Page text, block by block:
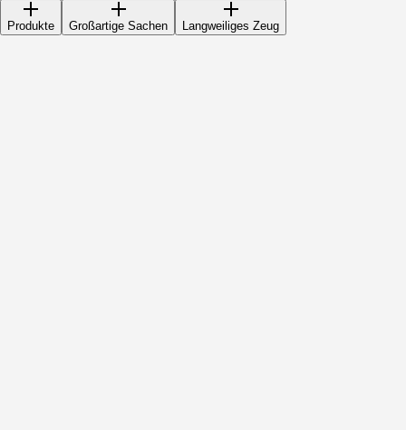
Produkte Großartige Sachen Langweiliges Zeug